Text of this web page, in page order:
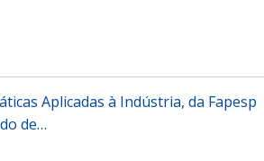
Aplicadas à Indústria, da Fapesp
de…